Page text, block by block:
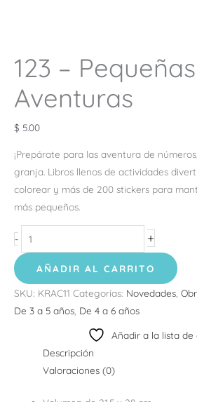
123 – Pequeñas
Aventuras
$ 5.00
¡Prepárate para las aventura de
granja. Libros llenos de actividades
colorear y más de 200 stickers para
más pequeños.
- +
AÑADIR AL CARRITO
SKU: KRAC11 Categorías: Novedades,
De 3 a 5 años, De 4 a 6 años
Añadir a la lista de
Descripción
Valoraciones (0)